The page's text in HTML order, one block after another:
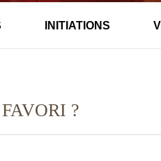
INITIATIONS
?